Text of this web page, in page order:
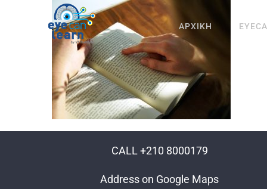
περιεχόμενο
ΑΡΧΙΚΗ
CALL +210 8000179
Address on Google Maps